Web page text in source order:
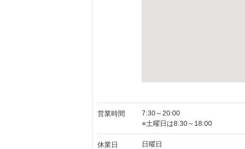
営業時間
7:30～20:00
※土曜日は8:30～18:00
休業日 日曜日